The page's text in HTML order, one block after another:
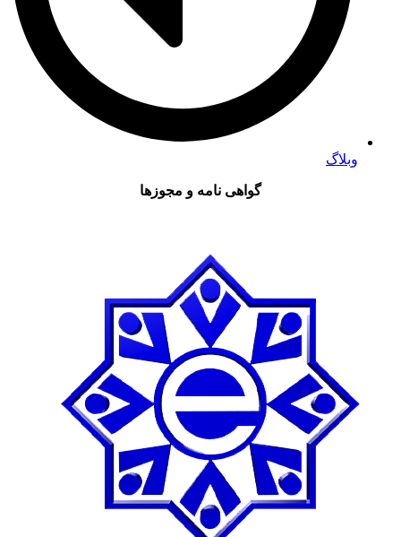
وبلاگ
گواهی نامه و مجوزها